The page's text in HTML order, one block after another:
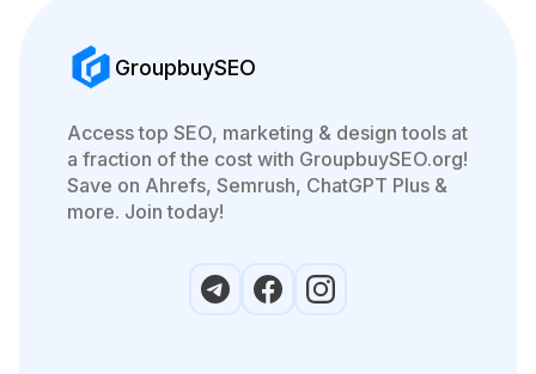
GroupbuySEO
Access top SEO, marketing & design tools at
a fraction of the cost with GroupbuySEO.org!
Save on Ahrefs, Semrush, ChatGPT Plus &
more. Join today!